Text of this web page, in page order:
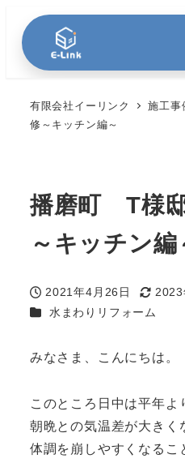
有限会社イーリンク 施工事
修～キッチン編～
播磨町 T様
～キッチン編
投稿日
2021年4月26日
更新日
2023
カテゴリー
水まわりリフォーム
みなさま、こんにちは。
このところ日中は平年よ
朝晩との気温差が大きく
体調を崩しやすくなるこ